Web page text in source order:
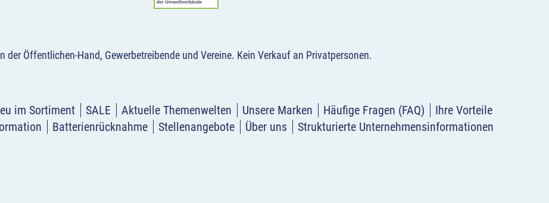
Öffentlichen-Hand, Gewerbetreibende und Vereine. Kein Verkauf an Privatpersonen.
im Sortiment SALE Aktuelle Themenwelten Unsere Marken Häufige Fragen (FAQ)
Ihre Vorteile
Batterienrücknahme Stellenangebote Über uns Strukturierte Unternehmensinformationen